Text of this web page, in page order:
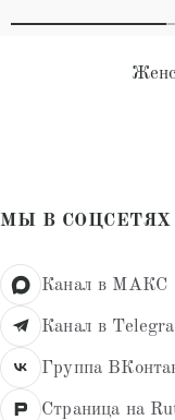
МЫ В СОЦСЕТЯХ
Канал в МАКС
Канал в
Группа
Страница на